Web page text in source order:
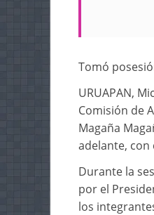
Tomó
URUAPAN,
Comisión de
Magaña
adelante,
Durante la
por el
los